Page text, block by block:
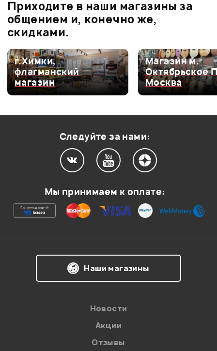
Оценка
Оценка3
0
Оценка2
0
Оценка1 0
Мой отзыв о товаре
Впечатления о товаре:
на обработку персональных данных в
Приходите в наши магазины за
общением и, конечно же,
скидками.
г.Химки,
флагманский
магазин
Магазин м.
Октябрьское
Москва
Следуйте за нами:
Мы принимаем к оплате:
Наши магазины
Новости
Акции
Отзывы